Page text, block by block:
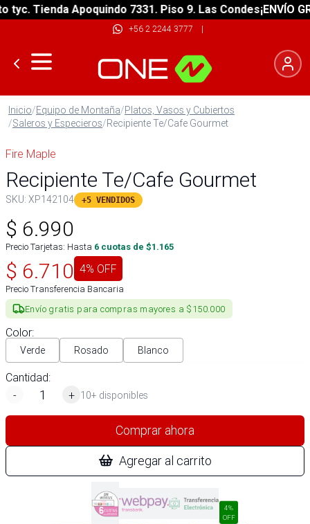
Tienda Apoquindo 7331. Piso 9. Las Condes¡ENVÍO
+56 2 2244 3777 |
Inicio/Equipo de Montaña/Platos, Vasos y Cubiertos
/Saleros y Especieros/Recipiente Te/Cafe Gourmet
Fire Maple
Recipiente Te/Cafe Gourmet
SKU: XP142104 +5 VENDIDOS
$ 6.990
Precio Tarjetas: Hasta 6 cuotas de $1.165
$ 6.710 4% OFF
Precio Transferencia Bancaria
Envío gratis para compras mayores a $150.000
Color:
Verde Rosado Blanco
Cantidad:
-
+ 10+ disponibles
Comprar ahora
Agregar al carrito
4%
OFF